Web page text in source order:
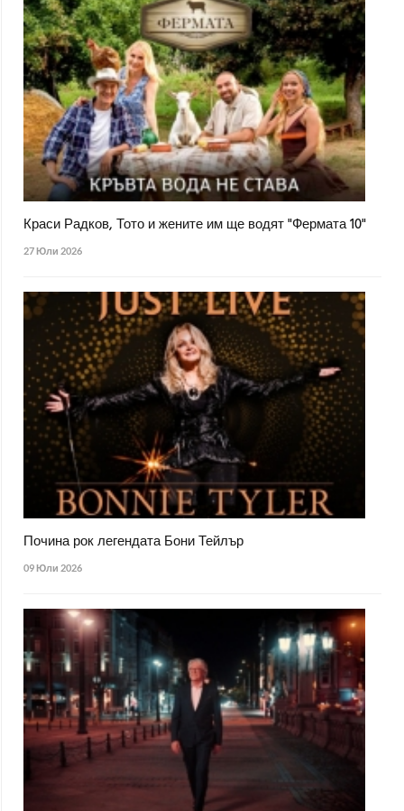
Краси Радков, Тото и жените им ще водят "Фермата 10"
27 Юли 2026
Почина рок легендата Бони Тейлър
09 Юли 2026